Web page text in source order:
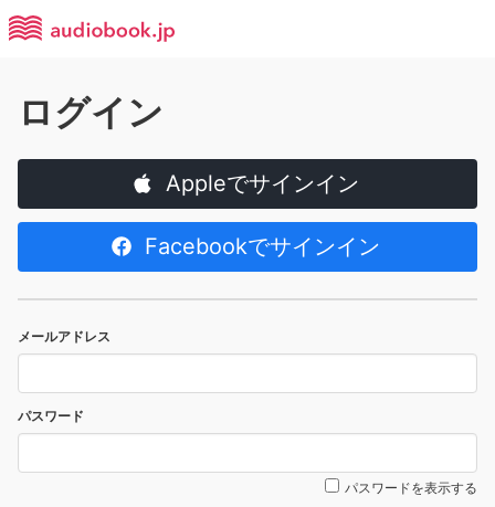
ログイン
Appleでサインイン
Facebookでサインイン
メールアドレス
パスワード
パスワードを表示する